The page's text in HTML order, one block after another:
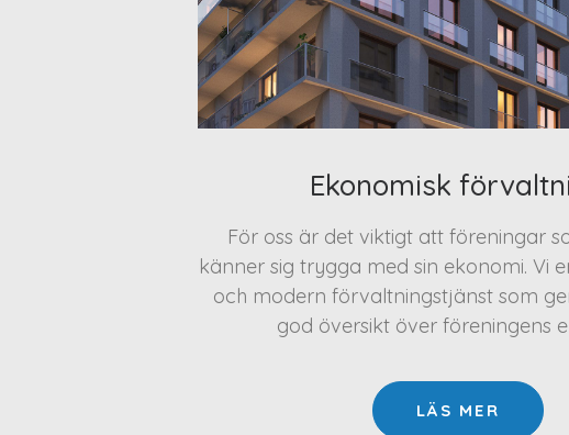
Ekonomisk
För oss är det viktigt att föreningar
känner sig trygga med sin ekonomi. Vi
och modern förvaltningstjänst som
god översikt över föreningens
LÄS MER